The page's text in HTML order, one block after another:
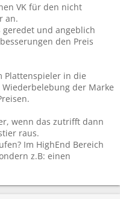
VK für den nicht
an.
geredet und angeblich
den Preis
Plattenspieler in die
der Marke
wenn das zutrifft dann
raus.
Im HighEnd Bereich
z.B: einen